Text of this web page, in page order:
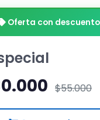
Oferta con descuento
$55.000